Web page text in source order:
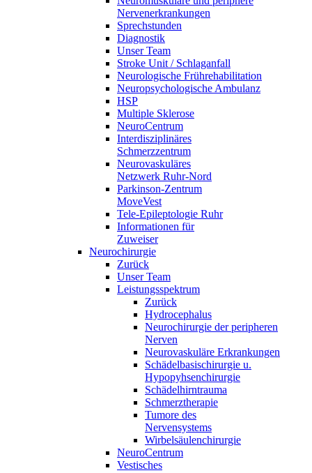
Nervenerkrankungen
Sprechstunden
Diagnostik
Unser Team
Stroke Unit / Schlaganfall
Neurologische Frührehabilitation
Neuropsychologische Ambulanz
HSP
Multiple Sklerose
NeuroCentrum
Interdisziplinäres
Schmerzzentrum
Neurovaskuläres
Netzwerk Ruhr-Nord
Parkinson-Zentrum
MoveVest
Tele-Epileptologie Ruhr
Informationen für
Zuweiser
Neurochirurgie
Zurück
Unser Team
Leistungsspektrum
Zurück
Hydrocephalus
Neurochirurgie der peripheren
Nerven
Neurovaskuläre Erkrankungen
Schädelbasischirurgie u.
Hypopyhsenchirurgie
Schädelhirntrauma
Schmerztherapie
Tumore des
Nervensystems
Wirbelsäulenchirurgie
NeuroCentrum
Vestisches